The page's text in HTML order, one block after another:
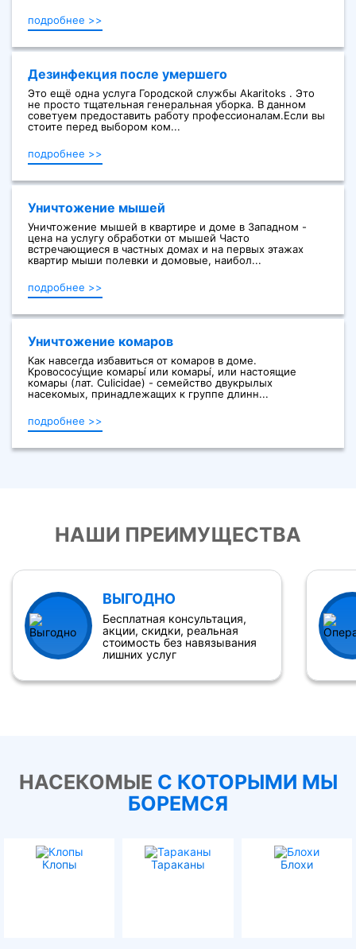
подробнее >>
Дезинфекция после умершего
Это ещё одна услуга Городской службы Akaritoks . Это
не просто тщательная генеральная уборка. В данном
советуем предоставить работу профессионалам.Если вы
стоите перед выбором ком...
подробнее >>
Уничтожение мышей
Уничтожение мышей в квартире и доме в Западном -
цена на услугу обработки от мышей Часто
встречающиеся в частных домах и на первых этажах
квартир мыши полевки и домовые, наибол...
подробнее >>
Уничтожение комаров
Как навсегда избавиться от комаров в доме.
Кровососу́щие комары́ или комары́, или настоящие
комары (лат. Culicidae) - семейство двукрылых
насекомых, принадлежащих к группе длинн...
подробнее >>
НАШИ ПРЕИМУЩЕСТВА
ВЫГОДНО
Бесплатная консультация,
акции, скидки, реальная
стоимость без навязывания
лишних услуг
НАСЕКОМЫЕ С КОТОРЫМИ МЫ
БОРЕМСЯ
Клопы Тараканы Блохи